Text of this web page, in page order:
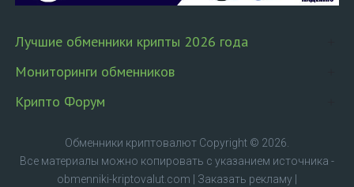
Лучшие обменники крипты 2026 года
Мониторинги обменников
Крипто Форум
Обменники криптовалютCopyright © 2026.
Все материалы можно копировать с указанием источника -
obmenniki-kriptovalut.com
Заказать рекламу|